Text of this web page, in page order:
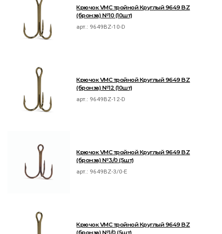
Крючок VMC тройной Круглый 9649 BZ
(бронза) №10 (10шт)
арт.: 9649BZ-10-D
Крючок VMC тройной Круглый 9649 BZ
(бронза) №12 (10шт)
арт.: 9649BZ-12-D
Крючок VMC тройной Круглый 9649 BZ
(бронза) №3/0 (5шт)
арт.: 9649BZ-3/0-E
Крючок VMC тройной Круглый 9649 BZ
(бронза) №1/0 (5шт)